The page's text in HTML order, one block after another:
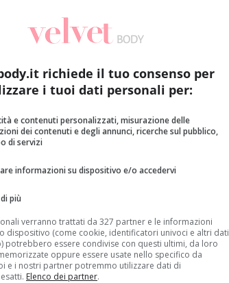
depilazione intima totale
16 Luglio 2018
intima totale si è ormai trasformata
e propria mania. Sono tante le...
richiede il tuo consenso per
i tuoi dati personali per:
e contenuti personalizzati, misurazione delle
dei contenuti e degli annunci, ricerche sul pubblico,
di servizi
informazioni su dispositivo e/o accedervi
più
verranno trattati da 327 partner e le informazioni
dispositivo (come cookie, identificatori univoci e altri dati
potrebbero essere condivise con questi ultimi, da loro
oppure essere usate nello specifico da
e i nostri partner potremmo utilizzare dati di
Elenco dei partner.